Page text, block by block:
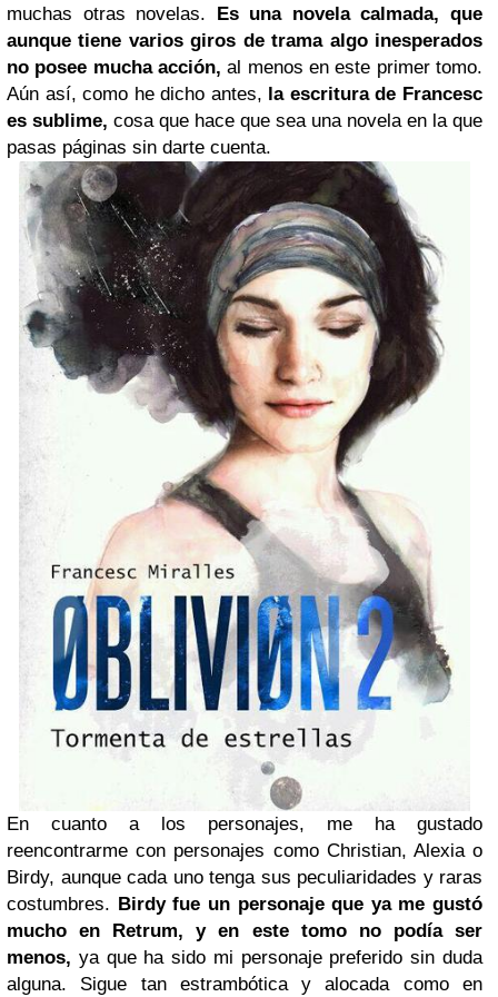
muchas otras novelas. Es una novela calmada, que
aunque tiene varios giros de trama algo inesperados
no posee mucha acción,al menos en este primer tomo.
Aún así, como he dicho antes, la escritura de Francesc
es sublime, cosa que hace que sea una novela en la que
pasas páginas sin darte cuenta.
En cuanto a los personajes, me ha gustado
reencontrarme con personajes como Christian, Alexia o
Birdy, aunque cada uno tenga sus peculiaridades y raras
costumbres. Birdy fue un personaje que ya me gustó
mucho en Retrum, y en este tomo no podía ser
menos, ya que ha sido mi personaje preferido sin duda
alguna. Sigue tan estrambótica y alocada como en